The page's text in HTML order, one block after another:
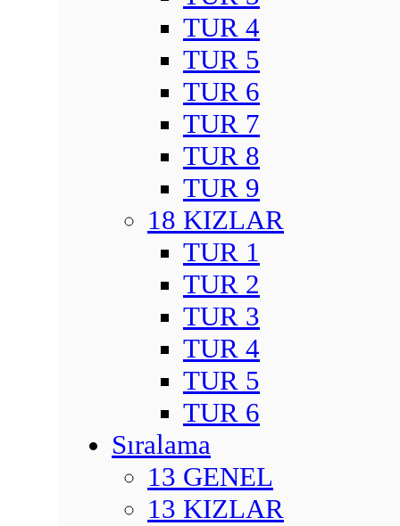
TUR 4
TUR 5
TUR 6
TUR 7
TUR 8
TUR 9
18 KIZLAR
TUR 1
TUR 2
TUR 3
TUR 4
TUR 5
TUR 6
Sıralama
13 GENEL
13 KIZLAR